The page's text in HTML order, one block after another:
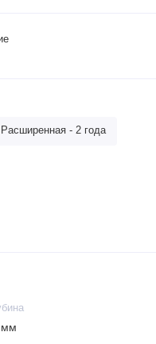
Расширенная - 2 года
мм